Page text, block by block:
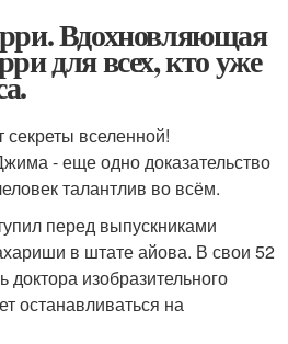
Вдохновляющая
для всех, кто уже
вселенной!
- еще одно доказательство
талантлив во всём.
перед выпускниками
в штате айова. В свои 52
доктора изобразительного
останавливаться на